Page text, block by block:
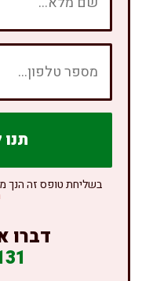
בשליחת טופס זה
דברו